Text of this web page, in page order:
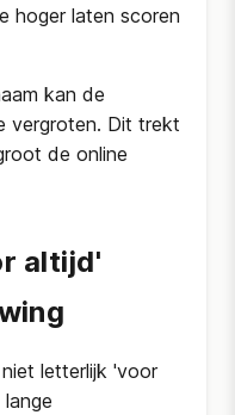
hoger laten scoren
kan de
vergroten. Dit trekt
de online
altijd'
letterlijk 'voor